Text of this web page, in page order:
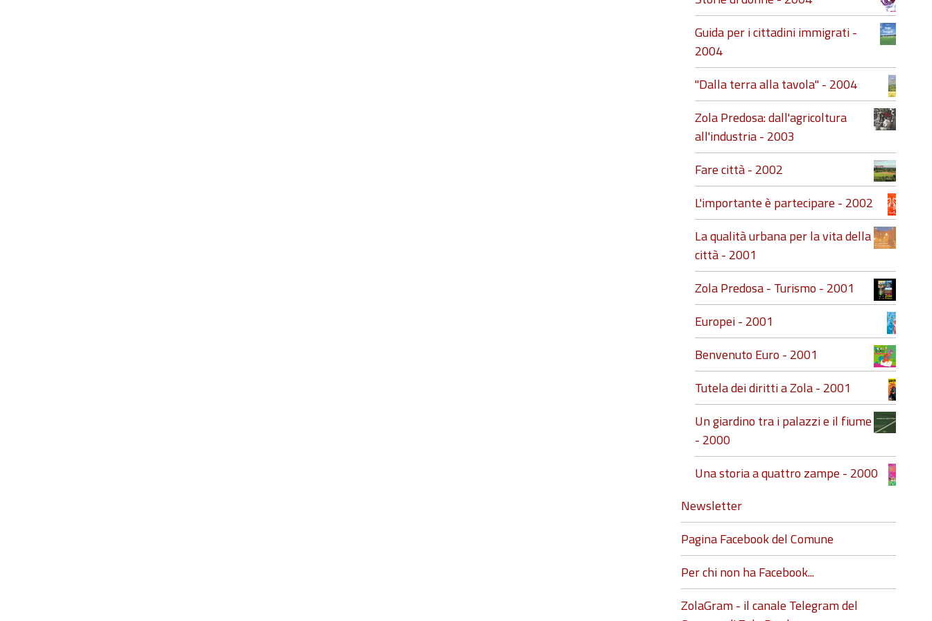
Guida per i cittadini immigrati -
2004
"Dalla terra alla tavola" - 2004
Zola Predosa: dall'agricoltura
all'industria - 2003
Fare città - 2002
L'importante è partecipare - 2002
La qualità urbana per la vita della
città - 2001
Zola Predosa - Turismo - 2001
Europei - 2001
Benvenuto Euro - 2001
Tutela dei diritti a Zola - 2001
Un giardino tra i palazzi e il fiume
- 2000
Una storia a quattro zampe - 2000
Newsletter
Pagina Facebook del Comune
Per chi non ha Facebook...
ZolaGram - il canale Telegram del